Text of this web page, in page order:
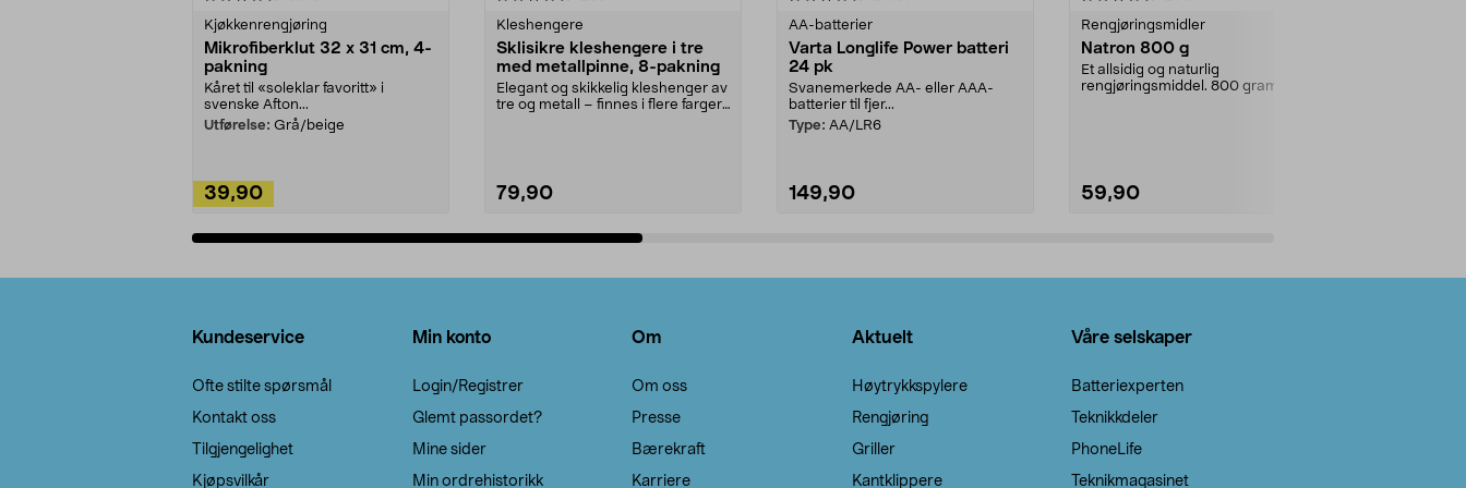
Kjøkkenrengjøring
Mikrofiberklut 32 x 31 cm, 4-
pakning
Kåret til «soleklar favoritt» i
svenske Afton...
Utførelse: Grå/beige
39,90
Kleshengere
Sklisikre kleshengere i tre
med metallpinne, 8-pakning
Elegant og skikkelig kleshenger av
tre og metall – finnes i flere farger.
79,90
AA-batterier
Varta Longlife Power batteri
24 pk
Svanemerkede AA- eller AAA-
batterier til fjer...
Type: AA/LR6
149,90
Rengjøringsmidler
Natron 800 g
Et allsidig og naturlig
rengjøringsmiddel. 800 gram
59,90
Kundeservice
Ofte stilte spørsmål
Kontakt oss
Tilgjengelighet
Kjøpsvilkår
Min konto
Login/Registrer
Glemt passordet?
Mine sider
Min ordrehistorikk
Om
Om oss
Presse
Bærekraft
Karriere
Aktuelt
Høytrykkspylere
Rengjøring
Griller
Kantklippere
Våre selskaper
Batteriexperten
Teknikkdeler
PhoneLife
Teknikmagasinet